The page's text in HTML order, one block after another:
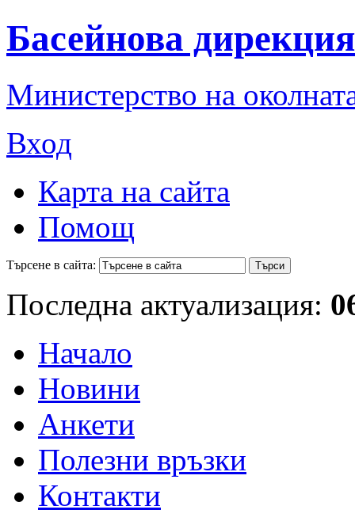
Басейнова
Министерство на
Вход
Карта на сайта
Помощ
Търсене в сайта:
Последна актуализация:
Начало
Новини
Анкети
Полезни връзки
Контакти